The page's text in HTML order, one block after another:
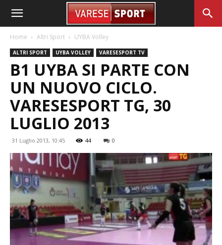
Home Altri Sport UYBA Volley
ALTRI SPORT UYBA VOLLEY VARESESPORT TV
B1 UYBA SI PARTE CON
UN NUOVO CICLO.
VARESESPORT TG, 30
LUGLIO 2013
31 Luglio 2013, 10:45 44 0